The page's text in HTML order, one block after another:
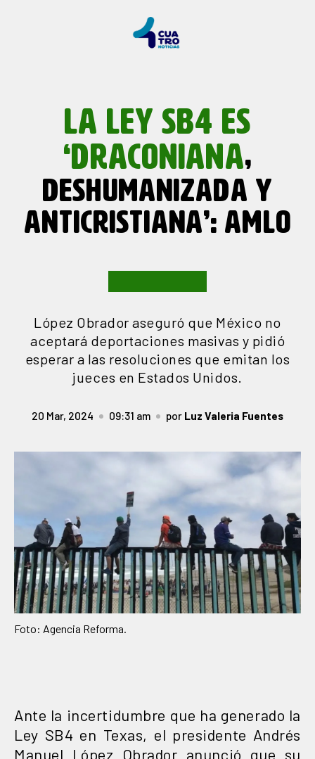
LA LEY SB4 ES
‘DRACONIANA,
DESHUMANIZADA Y
ANTICRISTIANA’: AMLO
López Obrador aseguró que México no
aceptará deportaciones masivas y pidió
esperar a las resoluciones que emitan los
jueces en Estados Unidos.
20 Mar, 2024 09:31 am por Luz Valeria Fuentes
Foto: Agencia Reforma.
Ante la incertidumbre que ha generado la
Ley SB4 en Texas, el presidente Andrés
Manuel López Obrador anunció que su